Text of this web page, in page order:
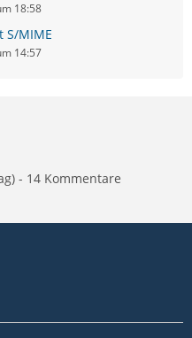
18:58
S/MIME
14:57
- 14 Kommentare